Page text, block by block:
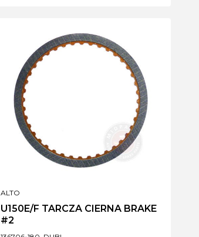
U150E/F TARCZA CIERNA BRAKE
#2
PRODUCENT
ALTO